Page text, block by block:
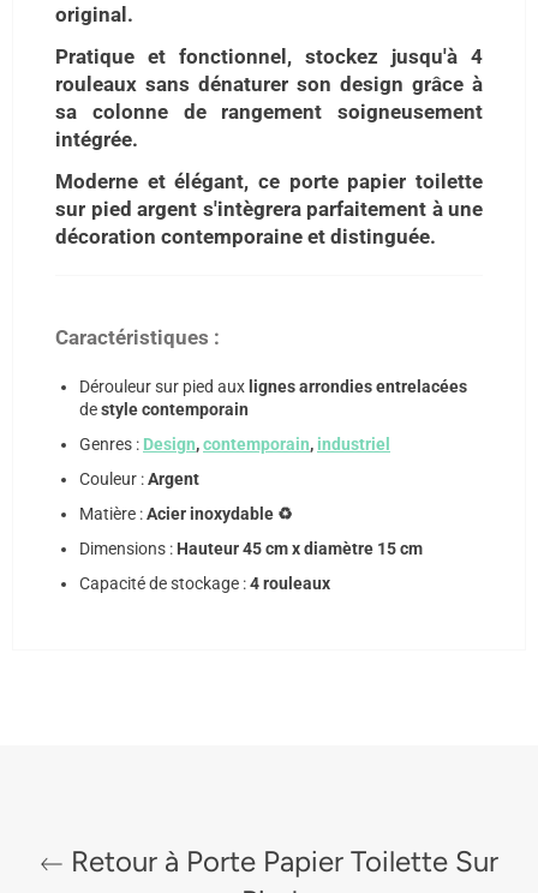
original.
Pratique et fonctionnel, stockez jusqu'à 4
rouleaux sans dénaturer son design grâce à
sa colonne de rangement soigneusement
intégrée.
Moderne et élégant, ce porte papier toilette
sur pied argent s'intègrera parfaitement à une
décoration contemporaine et distinguée.
Caractéristiques :
Dérouleur sur pied aux lignes arrondies entrelacées
destyle contemporain
Genres : Design,contemporain, industriel
Couleur :Argent
Matière :Acier inoxydable ♻️
Dimensions : Hauteur 45 cm x diamètre 15 cm
Capacité de stockage :4 rouleaux
Retour à Porte Papier Toilette Sur